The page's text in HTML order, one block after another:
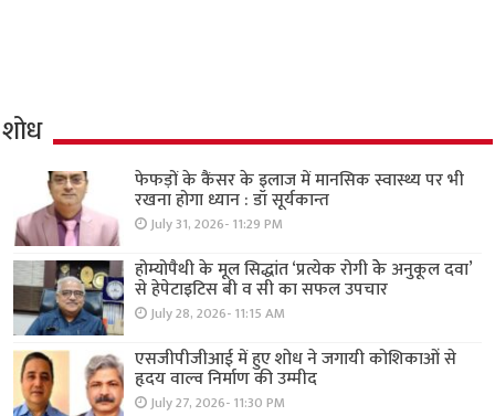
शोध
फेफड़ों के कैंसर के इलाज में मानसिक स्वास्थ्य पर भी
रखना होगा ध्यान : डॉ सूर्यकान्त
July 31, 2026- 11:29 PM
होम्योपैथी के मूल सिद्धांत ‘प्रत्येक रोगी केे अनुकूल दवा’
से हेपेटाइटिस बी व सी का सफल उपचार
July 28, 2026- 11:15 AM
एसजीपीजीआई में हुए शोध ने जगायी कोशिकाओं से
हृदय वाल्व निर्माण की उम्मीद
July 27, 2026- 11:30 PM